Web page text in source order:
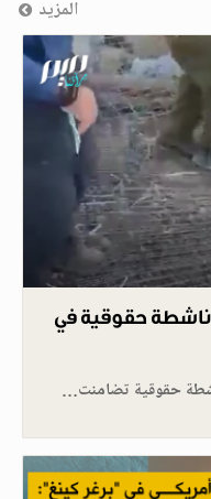
المزيد
حقوقية في
حقوقية تضامنت…